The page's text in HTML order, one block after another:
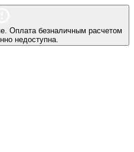
Оплата безналичным расчетом
недоступна.